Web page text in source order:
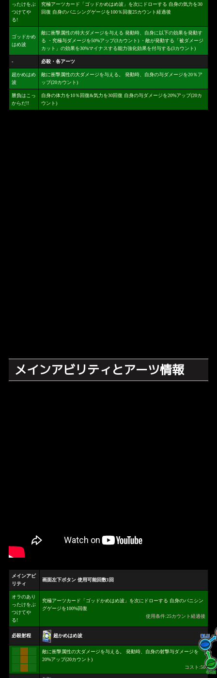
ったけをぶ
つけてや
る!
究極アーツカード「ゴッドかめはめ波」を次にドローする 自身の気力を30
回復 自身のバニシングゲージを100％回復25カウント経過後
ゴッドかめ
はめ波
敵に衝撃属性の特大ダメージを与える 発動時、自身に以下の効果を発動す
る ・究極与ダメージを50%アップ(3カウント) ・敵が発動する「被ダメージ
カット」の効果を30%マイナスする能力強化効果を付与する(3カウント)
- 必殺・各アーツ
超かめはめ
波
敵に衝撃属性の大ダメージを与える。 発動時、自身の与ダメージを20％ア
ップ(20カウント)
勝負はこっ
からだ!!
自身の体力を10％回復&気力を30回復 自身の与ダメージを20%アップ(20カ
ウント)
メインアビリティとアーツ情報
メインアビ
リティ
画面左下ボタン 使用可能回数1回
オラのあり
ったけをぶ
つけてや
る!
究極アーツカード「ゴッドかめはめ波」を次にドローする 自身のバニシン
グゲージを100%回復
使用条件:25カウント経過後
必殺射程 超かめはめ波
敵に衝撃属性の大ダメージを与える。 発動時、自身の射撃与ダメージを
20%アップ(20カウント)
コスト:50